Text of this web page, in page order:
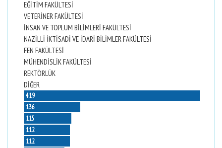
EĞİTİM FAKÜLTESİ
VETERİNER FAKÜLTESİ
İNSAN VE TOPLUM BİLİMLERİ FAKÜLTESİ
NAZİLLİ İKTİSADİ VE İDARİ BİLİMLER FAKÜLTESİ
FEN FAKÜLTESİ
MÜHENDİSLİK FAKÜLTESİ
REKTÖRLÜK
DİĞER
419
136
115
112
112